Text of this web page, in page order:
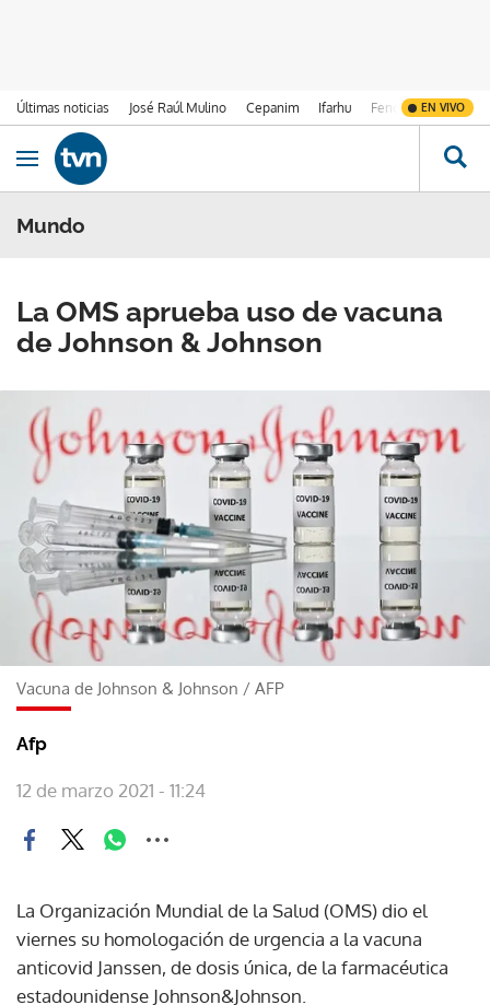
Últimas noticias José Raúl Mulino Cepanim Ifarhu Fenómeno de El
EN VIVO
Ir al contenido
Obrir navegació
Mundo
La OMS aprueba uso de vacuna
de Johnson & Johnson
Vacuna de Johnson & Johnson / AFP
Afp
12 de marzo 2021 - 11:24
La Organización Mundial de la Salud (OMS) dio el
viernes su homologación de urgencia a la vacuna
anticovid Janssen, de dosis única, de la farmacéutica
estadounidense Johnson&Johnson.